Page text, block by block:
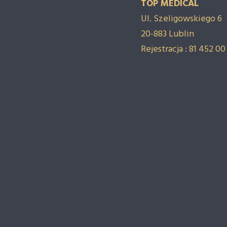
TOP MEDICAL
Ul. Szeligowskiego 6
20-883 Lublin
Rejestracja : 81 452